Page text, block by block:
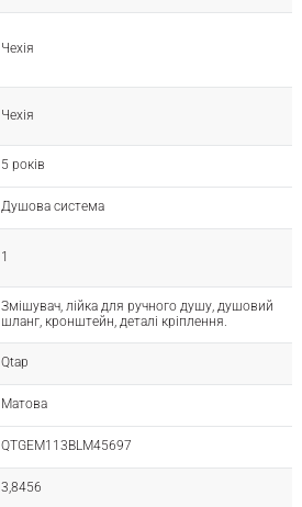
Чехія
Чехія
5 років
Душова система
1
Змішувач, лійка для ручного душу, душовий
шланг, кронштейн, деталі кріплення.
Qtap
Матова
QTGEM113BLM45697
3,8456